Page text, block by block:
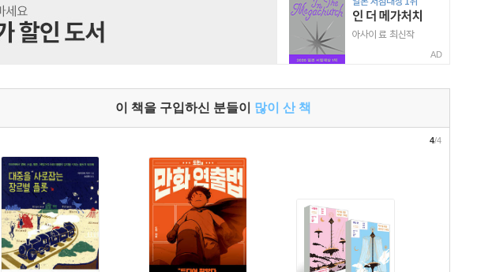
AD
이 책을 구입하신 분들이 많이 산 책
4/4